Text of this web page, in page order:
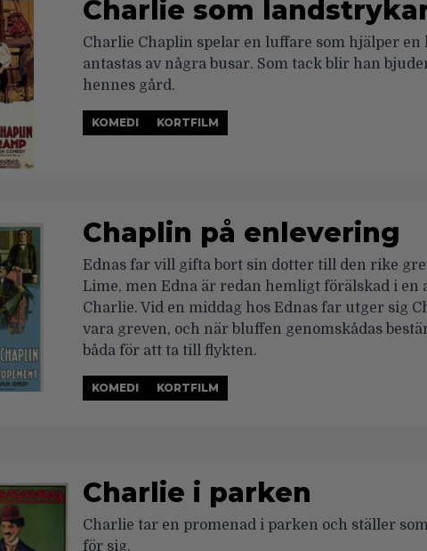
Charlie som
Charlie Chaplin spelar en luffare som hjälper
antastas av några busar. Som tack blir han
hennes gård.
KOMEDI KORTFILM
Chaplin på enlevering
Ednas far vill gifta bort sin dotter till den rike
Lime, men Edna är redan hemligt förälskad i en
Charlie. Vid en middag hos Ednas far utger sig
vara greven, och när bluffen genomskådas
båda för att ta till flykten.
KOMEDI KORTFILM
Charlie i parken
Charlie tar en promenad i parken och ställer
för sig.